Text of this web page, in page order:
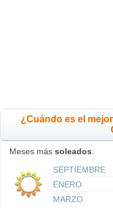
¿Cuándo es el
Meses más soleados:
SEPTIEMBRE
ENERO
MARZO